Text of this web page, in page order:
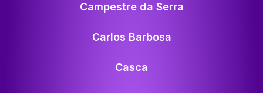
Campestre da Serra
Carlos Barbosa
Casca